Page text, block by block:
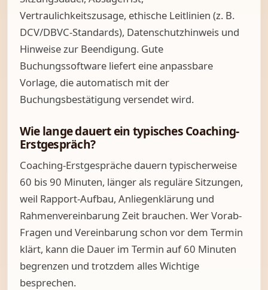
Vertraulichkeitszusage, ethische Leitlinien (z. B.
DCV/DBVC-Standards), Datenschutzhinweis und
Hinweise zur Beendigung. Gute
Buchungssoftware liefert eine anpassbare
Vorlage, die automatisch mit der
Buchungsbestätigung versendet wird.
Wie lange dauert ein typisches Coaching-
Erstgespräch?
Coaching-Erstgespräche dauern typischerweise
60 bis 90 Minuten, länger als reguläre Sitzungen,
weil Rapport-Aufbau, Anliegenklärung und
Rahmenvereinbarung Zeit brauchen. Wer Vorab-
Fragen und Vereinbarung schon vor dem Termin
klärt, kann die Dauer im Termin auf 60 Minuten
begrenzen und trotzdem alles Wichtige
besprechen.